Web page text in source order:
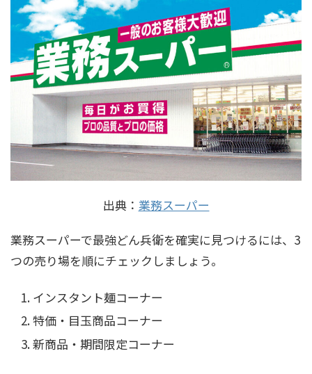
出典： 業務スーパー
業務スーパーで最強どん兵衛を確実に見つけるには、3
つの売り場を順にチェックしましょう。
インスタント麺コーナー
特価・目玉商品コーナー
新商品・期間限定コーナー